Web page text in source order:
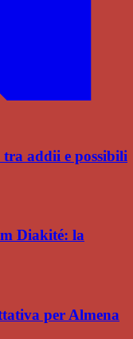
tra addii e possibili
Diakité: la
per Almena